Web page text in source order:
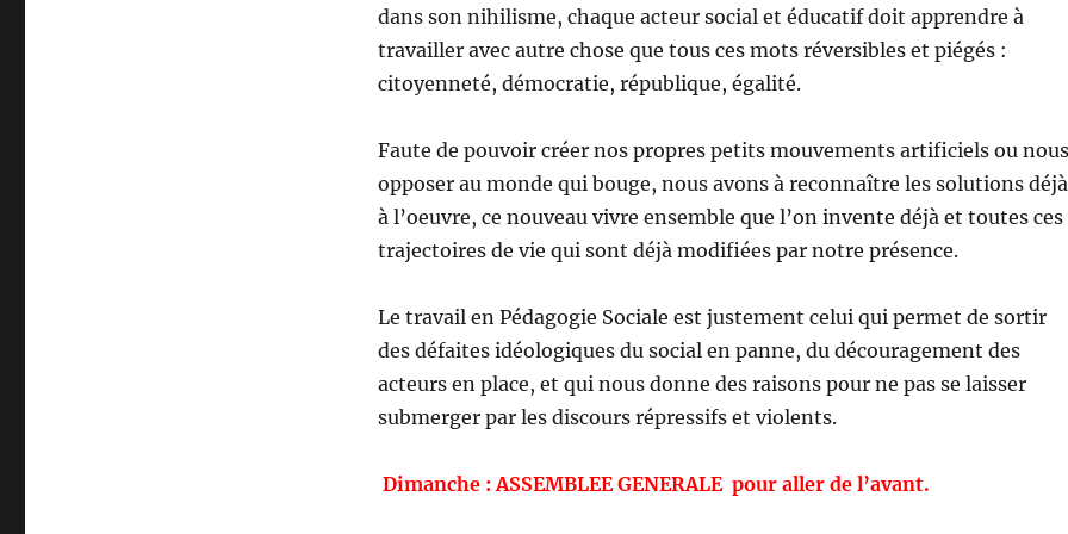
dans son nihilisme, chaque acteur social et éducatif doit apprendre à
travailler avec autre chose que tous ces mots réversibles et piégés :
citoyenneté, démocratie, république, égalité.
Faute de pouvoir créer nos propres petits mouvements artificiels ou nous
opposer au monde qui bouge, nous avons à reconnaître les solutions déjà
à l’oeuvre, ce nouveau vivre ensemble que l’on invente déjà et toutes ces
trajectoires de vie qui sont déjà modifiées par notre présence.
Le travail en Pédagogie Sociale est justement celui qui permet de sortir
des défaites idéologiques du social en panne, du découragement des
acteurs en place, et qui nous donne des raisons pour ne pas se laisser
submerger par les discours répressifs et violents.
Dimanche : ASSEMBLEE GENERALE pour aller de l’avant.